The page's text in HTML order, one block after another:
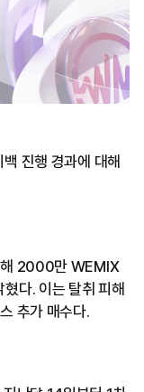
진행 경과에 대해
해 2000만 WEMIX
다. 이는 탈취 피해
추가 매수다.